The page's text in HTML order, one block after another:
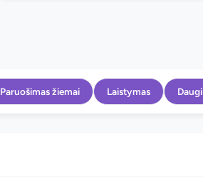
Paruošimas žiemai Laistymas